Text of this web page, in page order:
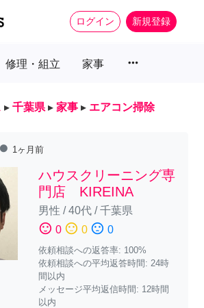
ログイン 新規登録
修理・組立 家事 more_horiz
▸ 千葉県 ▸ 家事 ▸ エアコン掃除
fiber_manual_record 1ヶ月前
ハウスクリーニング専
門店 KIREINA
男性 /40代/千葉県
sentiment_satisfied 0 sentiment_neutral 0 sentiment_dissatisfied 0
依頼相談への返答率: 100%
依頼相談への平均返答時間: 24時
間以内
メッセージ平均返信時間: 12時間
以内